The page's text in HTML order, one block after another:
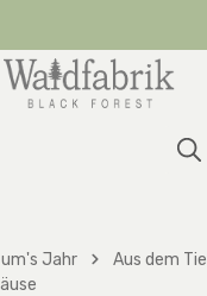
um's Jahr
Aus dem